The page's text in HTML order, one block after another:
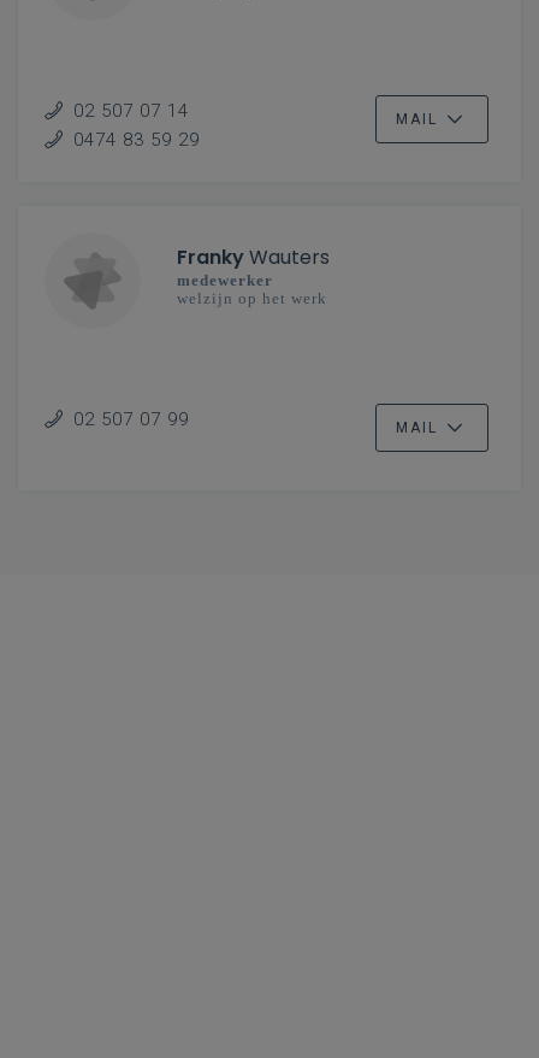
02 507 07 14
0474 83 59 29
MAIL
FrankyWauters
medewerker
welzijn op het werk
02 507 07 99 MAIL